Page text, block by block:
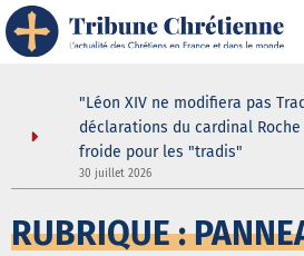
son
"Léon XIV ne modifiera pas
déclarations du cardinal
froide pour les "tradis"
30 juillet 2026
RUBRIQUE :